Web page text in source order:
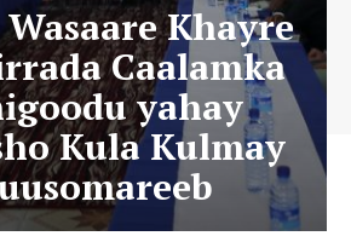
Khayre
Caalamka
yahay
Kula Kulmay